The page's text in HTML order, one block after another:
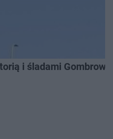
i śladami